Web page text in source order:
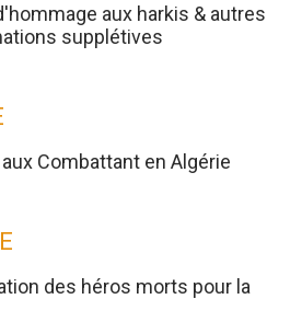
aux harkis & autres
supplétives
Combattant en Algérie
des héros morts pour la